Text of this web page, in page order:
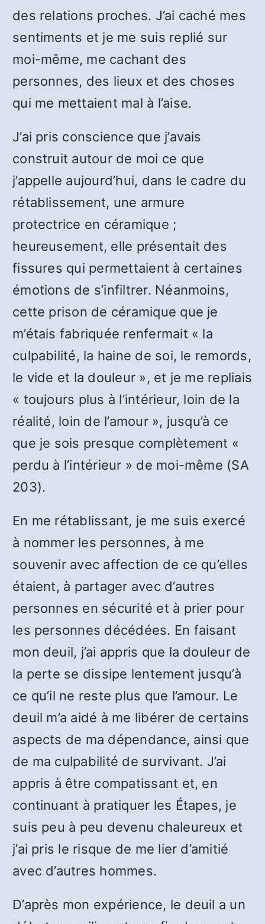
des relations proches. J’ai caché mes
sentiments et je me suis replié sur
moi-même, me cachant des
personnes, des lieux et des choses
qui me mettaient mal à l’aise.
J’ai pris conscience que j’avais
construit autour de moi ce que
j’appelle aujourd’hui, dans le cadre du
rétablissement, une armure
protectrice en céramique ;
heureusement, elle présentait des
fissures qui permettaient à certaines
émotions de s’infiltrer. Néanmoins,
cette prison de céramique que je
m’étais fabriquée renfermait « la
culpabilité, la haine de soi, le remords,
le vide et la douleur », et je me repliais
« toujours plus à l’intérieur, loin de la
réalité, loin de l’amour », jusqu’à ce
que je sois presque complètement «
perdu à l’intérieur » de moi-même (SA
203).
En me rétablissant, je me suis exercé
à nommer les personnes, à me
souvenir avec affection de ce qu’elles
étaient, à partager avec d’autres
personnes en sécurité et à prier pour
les personnes décédées. En faisant
mon deuil, j’ai appris que la douleur de
la perte se dissipe lentement jusqu’à
ce qu’il ne reste plus que l’amour. Le
deuil m’a aidé à me libérer de certains
aspects de ma dépendance, ainsi que
de ma culpabilité de survivant. J’ai
appris à être compatissant et, en
continuant à pratiquer les Étapes, je
suis peu à peu devenu chaleureux et
j’ai pris le risque de me lier d’amitié
avec d’autres hommes.
D’après mon expérience, le deuil a un